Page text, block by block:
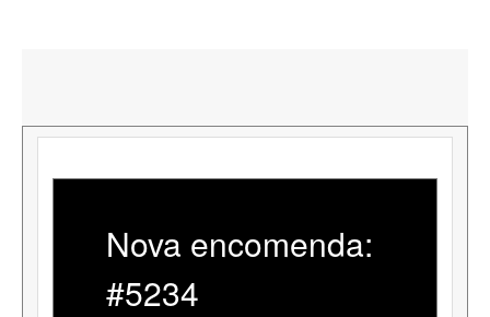
Nova encomenda:
#5234